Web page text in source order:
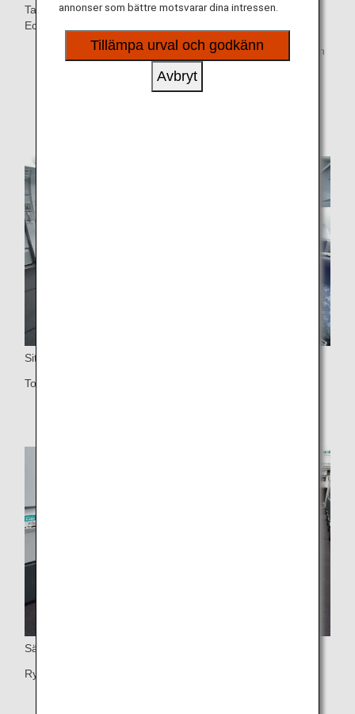
Ta del av förbättrad komfort och sofistikering i Premium
Economy.
* Specifikationer för flygplan och säten kan ändras utan
föregående meddelande.
Sittplatser
Totalt 73 Premium Economy-platser
Sätets lutning
Rymlig 38-tums (cirka 97 cm) sitthöjd
annonser som bättre motsvarar dina intressen.
Tillämpa urval och godkänn
Avbryt